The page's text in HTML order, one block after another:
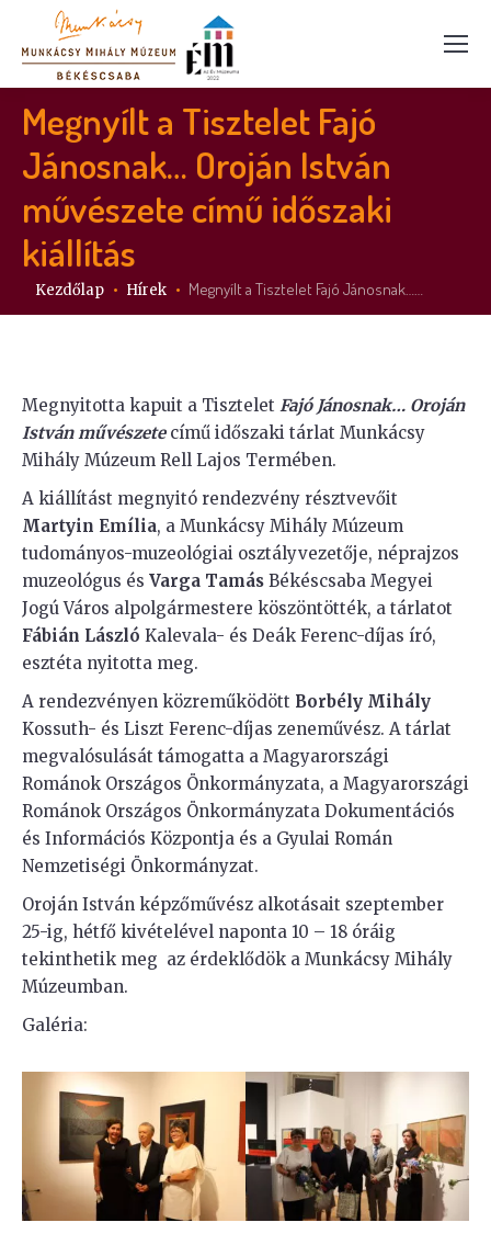
Megnyílt a Tisztelet Fajó
Jánosnak… Oroján István
művészete című időszaki
kiállítás
Itt vagy:
Kezdőlap Hírek Megnyílt a Tisztelet Fajó Jánosnak……
Megnyitotta kapuit a Tisztelet Fajó Jánosnak… Oroján
István művészetecímű időszaki tárlat Munkácsy
Mihály Múzeum Rell Lajos Termében.
A kiállítást megnyitó rendezvény résztvevőit
Martyin Emília, a Munkácsy Mihály Múzeum
tudományos-muzeológiai osztályvezetője, néprajzos
muzeológus és Varga Tamás Békéscsaba Megyei
Jogú Város alpolgármestere köszöntötték, a tárlatot
Fábián László Kalevala- és Deák Ferenc-díjas író,
esztéta nyitotta meg.
A rendezvényen közreműködött Borbély Mihály
Kossuth- és Liszt Ferenc-díjas zeneművész. A tárlat
megvalósulását támogatta a Magyarországi
Románok Országos Önkormányzata, a Magyarországi
Románok Országos Önkormányzata Dokumentációs
és Információs Központja és a Gyulai Román
Nemzetiségi Önkormányzat.
Oroján István képzőművész alkotásait szeptember
25-ig, hétfő kivételével naponta 10 – 18 óráig
tekinthetik meg az érdeklődök a Munkácsy Mihály
Múzeumban.
Galéria: